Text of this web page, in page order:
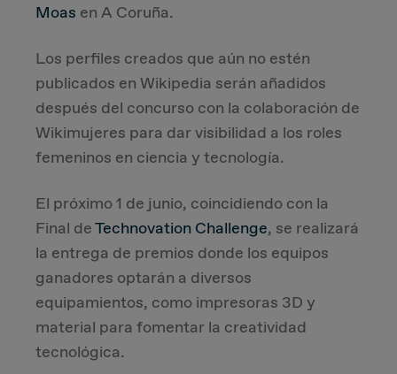
Moas en A Coruña.
Los perfiles creados que aún no estén
publicados en Wikipedia serán añadidos
después del concurso con la colaboración de
Wikimujeres para dar visibilidad a los roles
femeninos en ciencia y tecnología.
El próximo 1 de junio, coincidiendo con la
Final deTechnovation Challenge, se realizará
la entrega de premios donde los equipos
ganadores optarán a diversos
equipamientos, como impresoras 3D y
material para fomentar la creatividad
tecnológica.